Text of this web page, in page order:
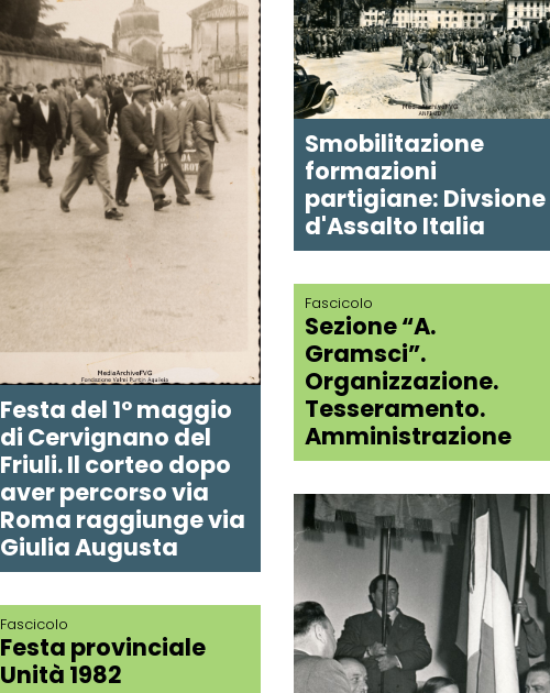
Smobilitazione
formazioni
partigiane: Divsione
d'Assalto Italia
Festa del 1° maggio
di Cervignano del
Friuli. Il corteo dopo
aver percorso via
Roma raggiunge via
Giulia Augusta
Fascicolo
Sezione “A.
Gramsci”.
Organizzazione.
Tesseramento.
Amministrazione
Fascicolo
Festa provinciale
Unità 1982